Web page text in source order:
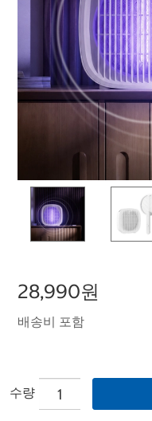
28,990원
배송비 포함
수량